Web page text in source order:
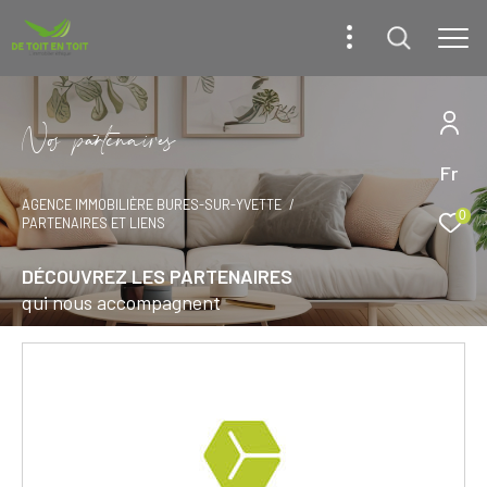
Fr
0
No patenaie
AGENCE IMMOBILIÈRE BURES-SUR-YVETTE
PARTENAIRES ET LIENS
DÉCOUVREZ LES PARTENAIRES
qui nous accompagnent